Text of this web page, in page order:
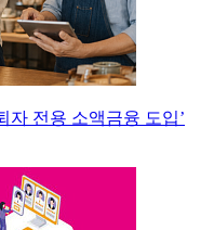
자 전용 소액금융 도입’